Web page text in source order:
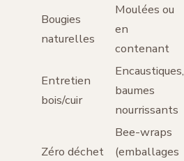
Bougies
naturelles
Moulées ou
en
contenant
Entretien
bois/cuir
Encaustiques,
baumes
nourrissants
Zéro déchet
Bee-wraps
(emballages